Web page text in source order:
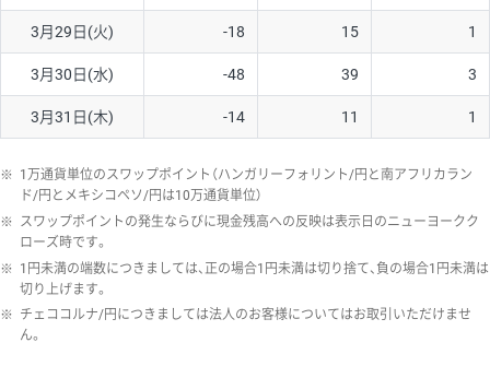
3月29日(火) -18 15 1
3月30日(水) -48 39 3
3月31日(木) -14 11 1
※ 1万通貨単位のスワップポイント（ハンガリーフォリント/円と南アフリカラン
ド/円とメキシコペソ/円は10万通貨単位）
※ スワップポイントの発生ならびに現金残高への反映は表示日のニューヨークク
ローズ時です。
※ 1円未満の端数につきましては、正の場合1円未満は切り捨て、負の場合1円未満は
切り上げます。
※ チェココルナ/円につきましては法人のお客様についてはお取引いただけませ
ん。